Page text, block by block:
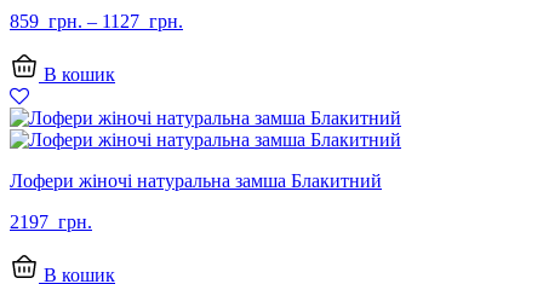
859 грн. – 1127 грн.
В кошик
Лофери жіночі натуральна замша Блакитний
2197 грн.
В кошик